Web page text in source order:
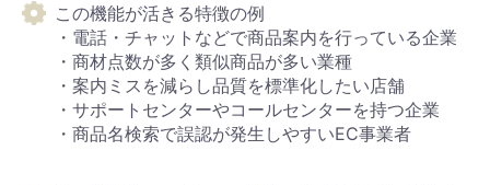
この機能が活きる特徴の例
・電話・チャットなどで商品案内を行っている企業
・商材点数が多く類似商品が多い業種
・案内ミスを減らし品質を標準化したい店舗
・サポートセンターやコールセンターを持つ企業
・商品名検索で誤認が発生しやすいEC事業者